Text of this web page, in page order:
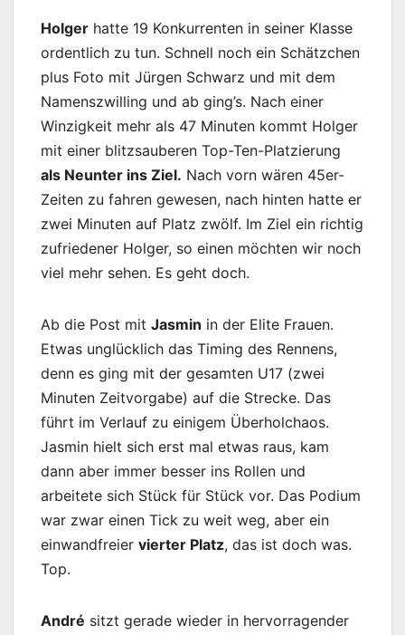
Holger hatte 19 Konkurrenten in seiner Klasse
ordentlich zu tun. Schnell noch ein Schätzchen
plus Foto mit Jürgen Schwarz und mit dem
Namenszwilling und ab ging’s. Nach einer
Winzigkeit mehr als 47 Minuten kommt Holger
mit einer blitzsauberen Top-Ten-Platzierung
als Neunter ins Ziel. Nach vorn wären 45er-
Zeiten zu fahren gewesen, nach hinten hatte er
zwei Minuten auf Platz zwölf. Im Ziel ein richtig
zufriedener Holger, so einen möchten wir noch
viel mehr sehen. Es geht doch.
Ab die Post mit Jasmin in der Elite Frauen.
Etwas unglücklich das Timing des Rennens,
denn es ging mit der gesamten U17 (zwei
Minuten Zeitvorgabe) auf die Strecke. Das
führt im Verlauf zu einigem Überholchaos.
Jasmin hielt sich erst mal etwas raus, kam
dann aber immer besser ins Rollen und
arbeitete sich Stück für Stück vor. Das Podium
war zwar einen Tick zu weit weg, aber ein
einwandfreier vierter Platz, das ist doch was.
Top.
André sitzt gerade wieder in hervorragender